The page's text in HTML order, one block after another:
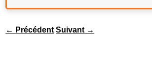
← Précédent Suivant →